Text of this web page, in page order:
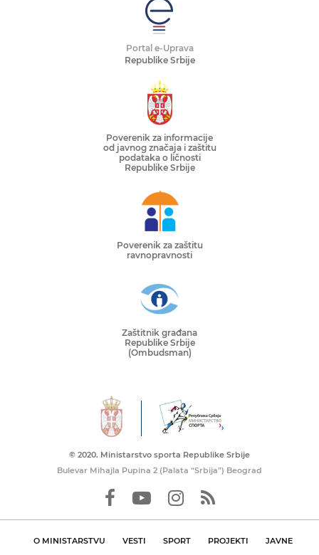
Portal e-Uprava
Republike Srbije
Poverenik za informacije
od javnog značaja i zaštitu
podataka o ličnosti
Republike Srbije
Poverenik za zaštitu
ravnopravnosti
Zaštitnik građana
Republike Srbije
(Ombudsman)
© 2020. Ministarstvo sporta Republike Srbije
Bulevar Mihajla Pupina 2 (Palata “Srbija”) Beograd
O MINISTARSTVU VESTI SPORT PROJEKTI
JAVNE